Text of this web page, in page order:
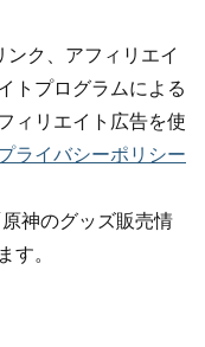
ク、アフィリエイ
トプログラムによる
ィリエイト広告を使
ライバシーポリシー
神のグッズ販売情
す。